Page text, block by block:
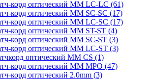
корд оптический MM LC-LC (61)
корд оптический MM SC-SC (17)
корд оптический MM LC-SC (17)
корд оптический MM ST-ST (4)
корд оптический MM SC-ST (3)
корд оптический MM LC-ST (3)
оптический MM CS (1)
корд оптический MM MPO (47)
корд оптический 2.0mm (3)